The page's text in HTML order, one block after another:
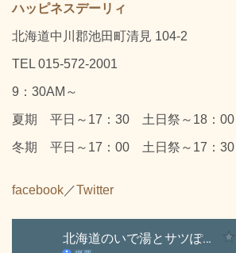
ハッピネスデーリィ
北海道中川郡池田町清見 104-2
TEL 015-572-2001
9：30AM～
夏期 平日～17：30 土日祭～18：00
冬期 平日～17：00 土日祭～17：30
facebook ／Twitter